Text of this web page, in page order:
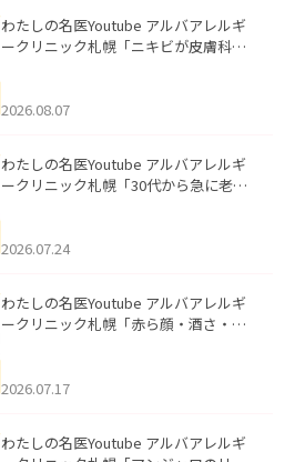
わたしの名医Youtube アルバアレルギ
ークリニック札幌「ニキビが皮膚科で
ました。
2026.08.07
わたしの名医Youtube アルバアレルギ
ークリニック札幌「30代から急に老け
た。
2026.07.24
わたしの名医Youtube アルバアレルギ
ークリニック札幌「赤ら顔・酒さ・ニ
した。
2026.07.17
わたしの名医Youtube アルバアレルギ